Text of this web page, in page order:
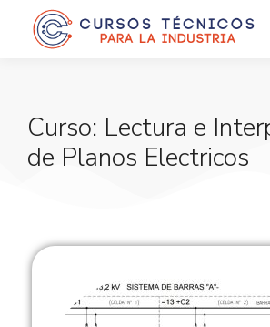
Curso: Lectura e
de Planos Electricos